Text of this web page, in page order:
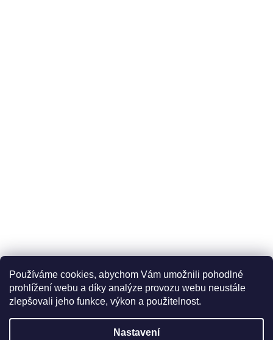
Používáme cookies, abychom Vám umožnili pohodlné
prohlížení webu a díky analýze provozu webu neustále
zlepšovali jeho funkce, výkon a použitelnost.
Nastavení